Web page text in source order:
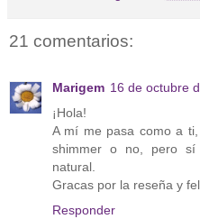
21 comentarios:
Marigem 16 de octubre
¡Hola!
A mí me pasa como a
shimmer o no, pero sí
natural.
Gracas por la reseña y
Responder